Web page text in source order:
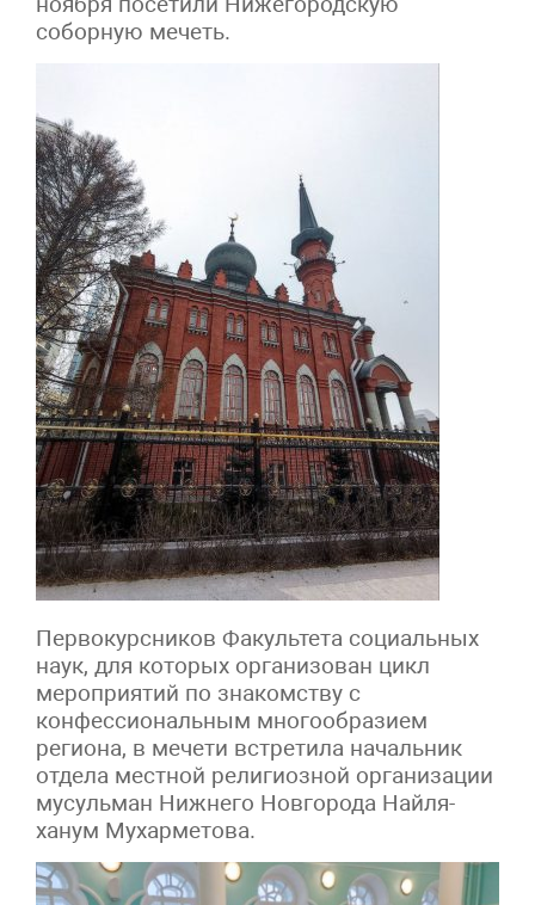
соборную мечеть.
Первокурсников Факультета социальных
наук, для которых организован цикл
мероприятий по знакомству с
конфессиональным многообразием
региона, в мечети встретила начальник
отдела местной религиозной организации
мусульман Нижнего Новгорода Найля-
ханум Мухарметова.